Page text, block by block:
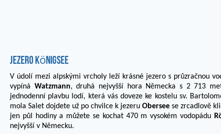
Jezero Königsee
V údolí mezi alpskými vrcholy leží krásné jezero s průzračnou
vypíná Watzmann, druhá nejvyšší hora Německa s 2 713
jednodenní plavbu lodí, která vás doveze ke kostelu sv.
mola Salet dojdete už po chvilce k jezeru Obersee se zrcadlově
jen půl hodiny a můžete se kochat 470 m vysokém vodopádu
nejvyšší v Německu.